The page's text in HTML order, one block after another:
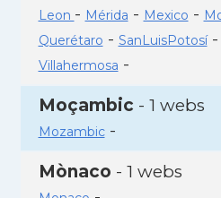
Leon - Mérida - Mexico -
Querétaro - SanLuisPotosí-
Villahermosa -
Moçambic - 1 webs
Mozambic-
Mònaco - 1 webs